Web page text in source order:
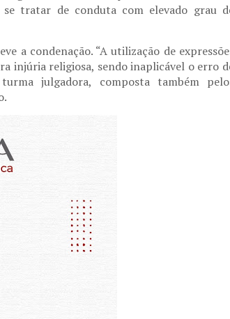
tratar de conduta com elevado grau
a condenação. “A utilização de
injúria religiosa, sendo inaplicável o erro
julgadora, composta também